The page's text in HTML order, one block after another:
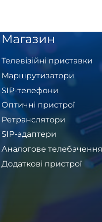
Магазин
Телевізійні приставки
Маршрутизатори
SIP-телефони
Оптичні пристрої
Ретранслятори
SIP-адаптери
Аналогове телебачення
Додаткові пристрої